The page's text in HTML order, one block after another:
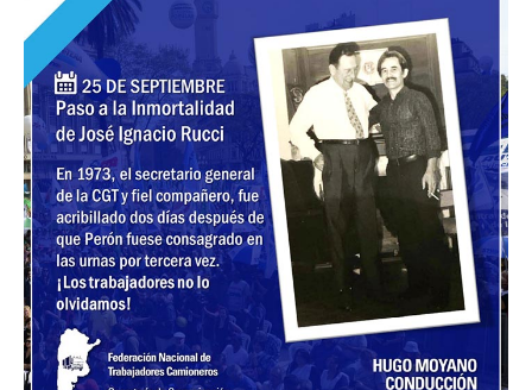
Farmacias
Autorizaciones PMI
Autorizaciones
Reintegros
Requisitos fertilidad
Credencial digital OSCHOCA
Coseguros y Exenciones
Ambulancias programadas